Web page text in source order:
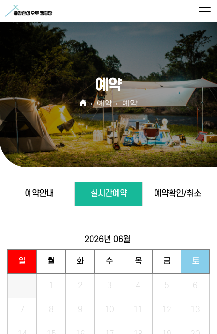
예약
예약 예약
예약안내 실시간예약 예약확인/취소
2026년 06월
일 월 화 수 목 금 토
1 2 3 4 5 6
7 8 9 10 11 12 13